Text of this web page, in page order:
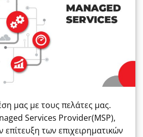
μας με τους πελάτες μας.
Services Provider(MSP),
επίτευξη των επιχειρηματικών